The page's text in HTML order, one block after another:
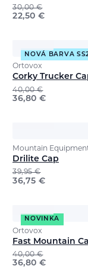
30,00€
22,50 €
NOVÁ BARVA
Ortovox
Corky Trucker
40,00€
36,80 €
Mountain
Drilite Cap
39,95€
36,75 €
NOVINKA
Ortovox
Fast Mountain
40,00€
36,80 €